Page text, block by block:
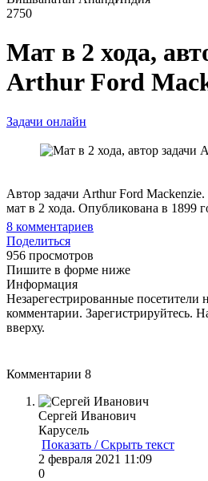
2750
Мат в 2 хода,
Arthur Ford
Задачи онлайн
Автор задачи Arthur Ford
мат в 2 хода. Опубликована в 1899
8 комментариев
Поделиться
956 просмотров
Пишите в форме ниже
Информация
Незарегестрированные посетители
комментарии. Зарегистрируйтесь.
вверху.
Комментарии 8
Сергей Иванович
Карусель
Показать / Скрыть текст
2 февраля 2021 11:09
0